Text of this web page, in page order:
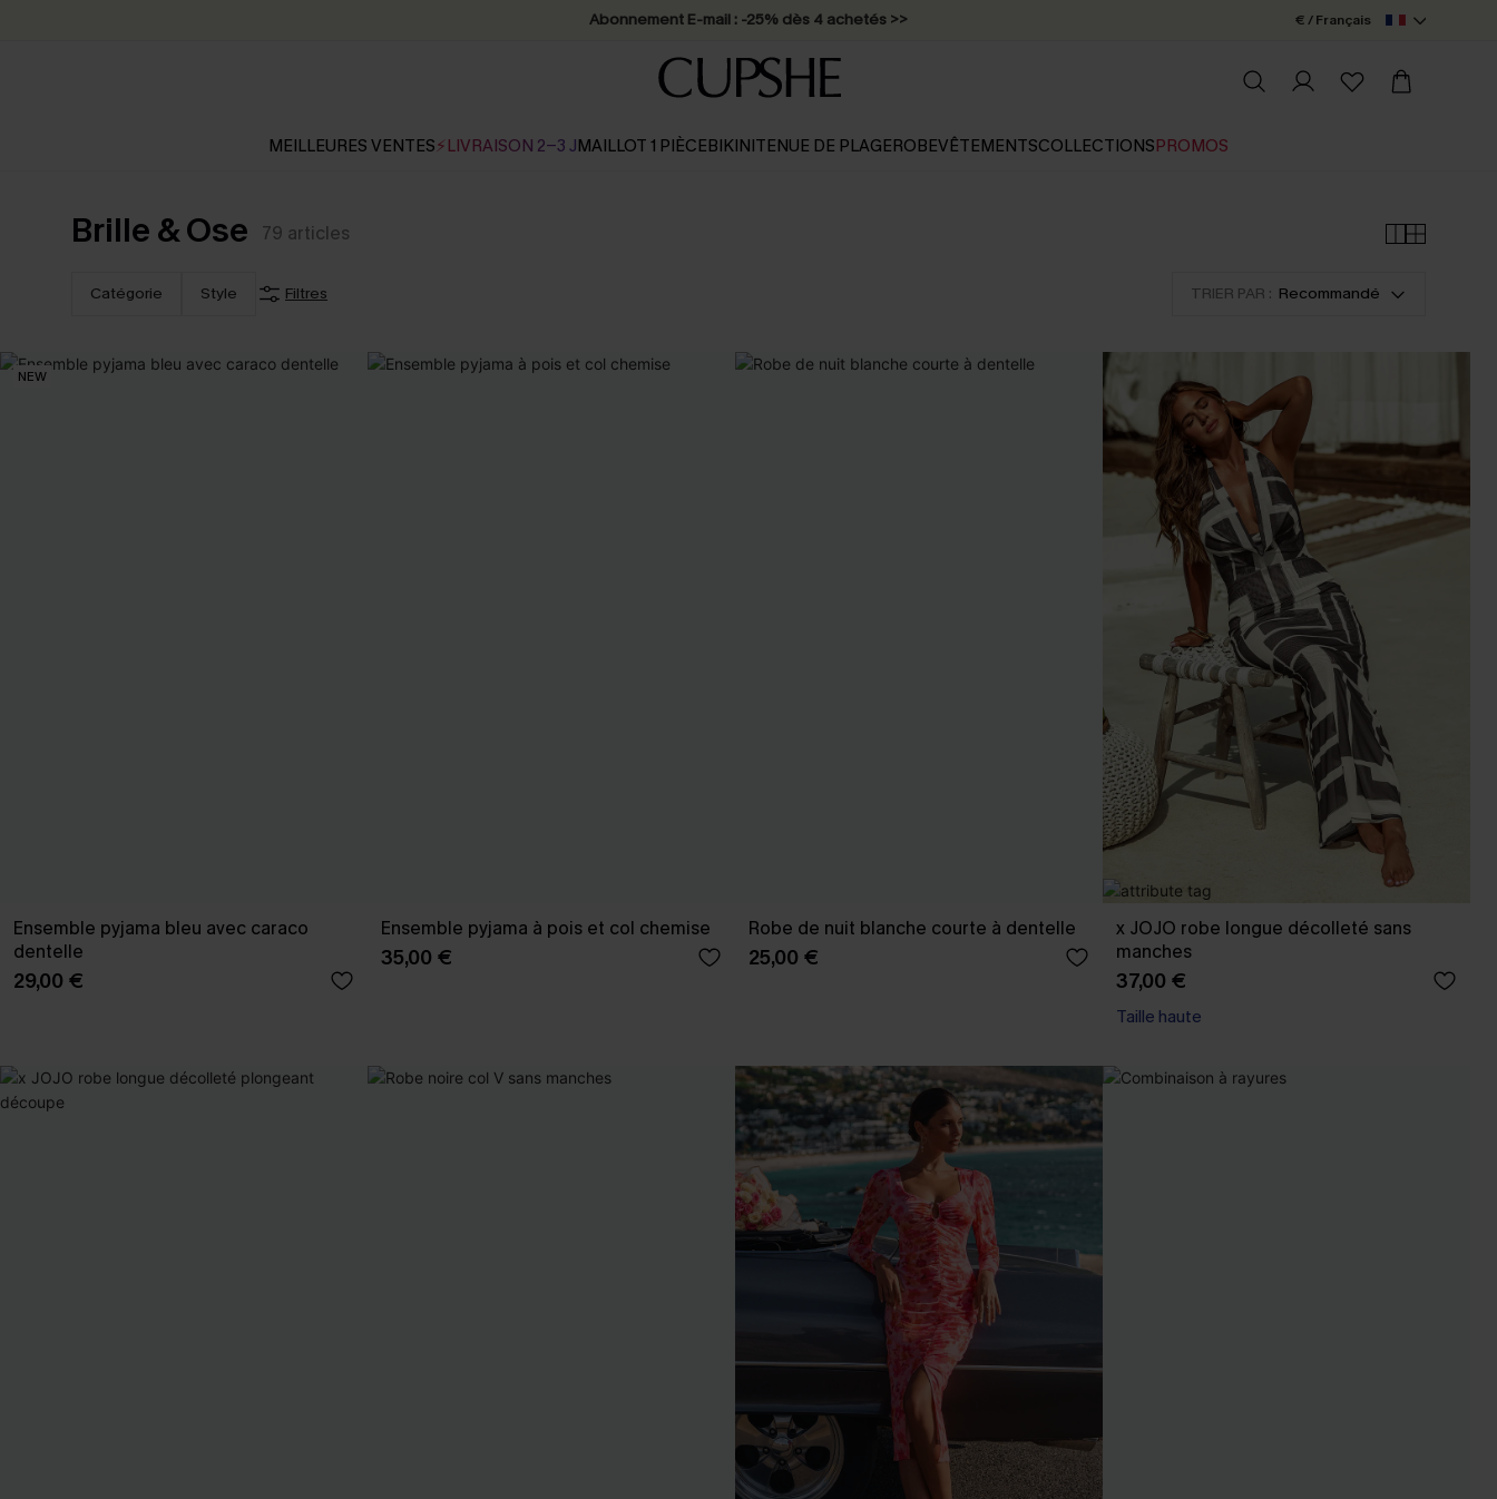
Abonnement E-mail : -25% dès 4 achetés >> € / Français
MEILLEURES VENTES⚡LIVRAISON 2-3 JMAILLOT 1 PIÈCEBIKINITENUE DE PLAGEROBEVÊTEMENTSCOLLECTIONSPROMOS
Brille & Ose 79 articles
Catégorie Style Filtres TRIER PAR : Recommandé
NEW
Ensemble pyjama bleu avec caraco
dentelle
29,00 €
Ensemble pyjama à pois et col chemise
35,00 €
Robe de nuit blanche courte à dentelle
25,00 €
x JOJO robe longue décolleté sans
manches
37,00 €
Taille haute